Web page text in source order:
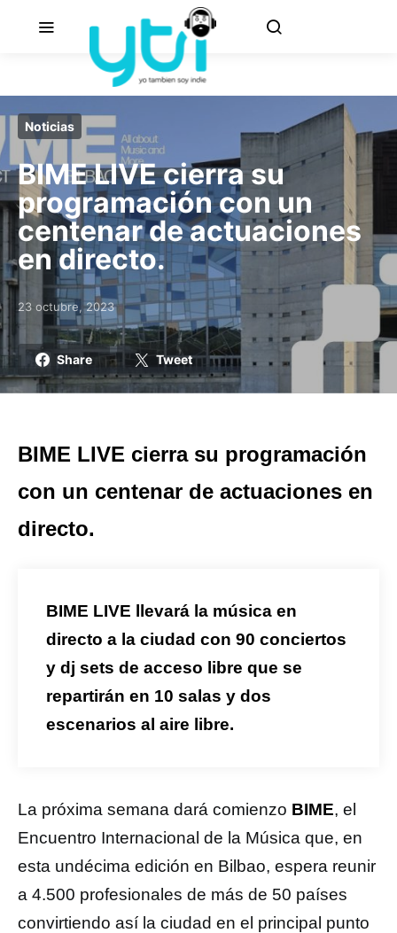
Noticias
BIME LIVE cierra su
programación con un
centenar de actuaciones
en directo.
Posted on
23 octubre, 2023
Share Tweet
BIME LIVE cierra su programación
con un centenar de actuaciones en
directo.
BIME LIVE llevará la música en
directo a la ciudad con 90 conciertos
y dj sets de acceso libre que se
repartirán en 10 salas y dos
escenarios al aire libre.
La próxima semana dará comienzo BIME, el
Encuentro Internacional de la Música que, en
esta undécima edición en Bilbao, espera reunir
a 4.500 profesionales de más de 50 países
convirtiendo así la ciudad en el principal punto